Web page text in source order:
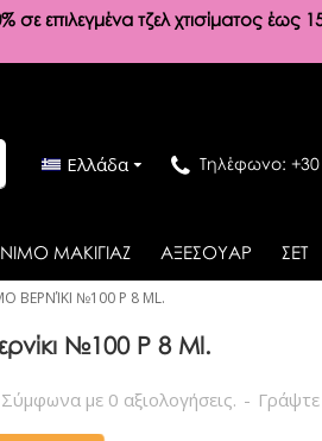
σε επιλεγμένα τζελ χτισίματος έως
Ελλάδα Τηλέφωνο:
ΜΑΚΙΓΙΑΖ ΑΞΕΣΟΥΑΡ ΣΕΤ
ΒΕΡΝΊΚΙ №100 P 8 ML.
№100 P 8 Ml.
Σύμφωνα με 0 αξιολογήσεις. - Γράψτε